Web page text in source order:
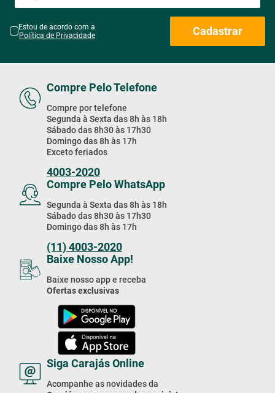
Estou de acordo com a
Política de Privacidade
Cadastrar
Compre Pelo Telefone
Compre por telefone
Segunda à Sexta das 8h às 18h
Sábado das 8h30 às 17h30
Domingo das 8h às 17h
Exceto feriados
4003-2020
Compre Pelo WhatsApp
Segunda à Sexta das 8h às 18h
Sábado das 8h30 às 17h30
Domingo das 8h às 17h
(11) 4003-2020
Baixe Nosso App!
Baixe nosso app e receba
Ofertas exclusivas
Siga Carajás Online
Acompanhe as novidades da